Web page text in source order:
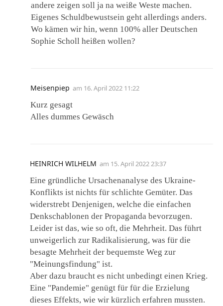
andere zeigen soll ja na weiße Weste machen.
Eigenes Schuldbewustsein geht allerdings anders.
Wo kämen wir hin, wenn 100% aller Deutschen
Sophie Scholl heißen wollen?
Meisenpiep am 16. April 2022 11:22
Kurz gesagt
Alles dummes Gewäsch
HEINRICH WILHELM am 15. April 2022 23:37
Eine gründliche Ursachenanalyse des Ukraine-
Konflikts ist nichts für schlichte Gemüter. Das
widerstrebt Denjenigen, welche die einfachen
Denkschablonen der Propaganda bevorzugen.
Leider ist das, wie so oft, die Mehrheit. Das führt
unweigerlich zur Radikalisierung, was für die
besagte Mehrheit der bequemste Weg zur
"Meinungsfindung" ist.
Aber dazu braucht es nicht unbedingt einen Krieg.
Eine "Pandemie" genügt für für die Erzielung
dieses Effekts, wie wir kürzlich erfahren mussten.